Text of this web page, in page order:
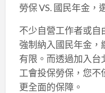
勞保 VS. 國民年金，
不少自營工作者或自
強制納入國民年金，
有限。而透過加入台
工會投保勞保，您
更全面的保障。